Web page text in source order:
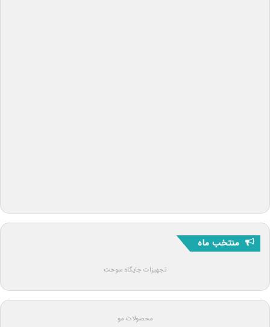
منتخب ماه
تجهیزات جایگاه سوخت
محصولات مو